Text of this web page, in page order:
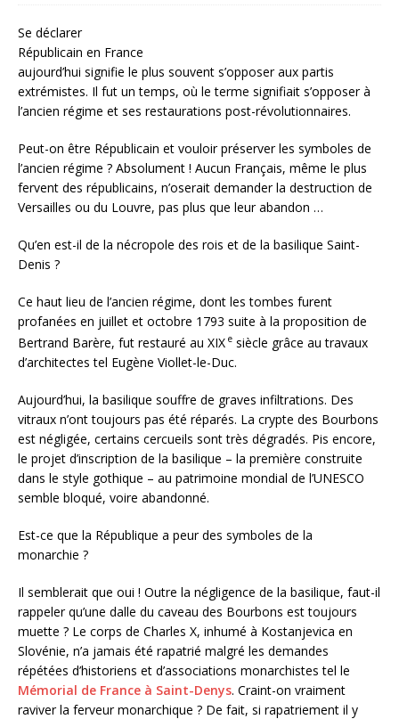
Se déclarer
Républicain en France
aujourd’hui signifie le plus souvent s’opposer aux partis
extrémistes. Il fut un temps, où le terme signifiait s’opposer à
l’ancien régime et ses restaurations post-révolutionnaires.
Peut-on être Républicain et vouloir préserver les symboles de
l’ancien régime ? Absolument ! Aucun Français, même le plus
fervent des républicains, n’oserait demander la destruction de
Versailles ou du Louvre, pas plus que leur abandon …
Qu’en est-il de la nécropole des rois et de la basilique Saint-
Denis ?
Ce haut lieu de l’ancien régime, dont les tombes furent
profanées en juillet et octobre 1793 suite à la proposition de
Bertrand Barère, fut restauré au XIX e siècle grâce au travaux
d’architectes tel Eugène Viollet-le-Duc.
Aujourd’hui, la basilique souffre de graves infiltrations. Des
vitraux n’ont toujours pas été réparés. La crypte des Bourbons
est négligée, certains cercueils sont très dégradés. Pis encore,
le projet d’inscription de la basilique – la première construite
dans le style gothique – au patrimoine mondial de l’UNESCO
semble bloqué, voire abandonné.
Est-ce que la République a peur des symboles de la
monarchie ?
Il semblerait que oui ! Outre la négligence de la basilique, faut-il
rappeler qu’une dalle du caveau des Bourbons est toujours
muette ? Le corps de Charles X, inhumé à Kostanjevica en
Slovénie, n’a jamais été rapatrié malgré les demandes
répétées d’historiens et d’associations monarchistes tel le
Mémorial de France à Saint-Denys. Craint-on vraiment
raviver la ferveur monarchique ? De fait, si rapatriement il y